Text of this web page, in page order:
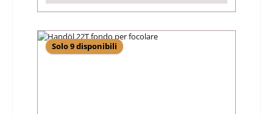
Solo 9 disponibili